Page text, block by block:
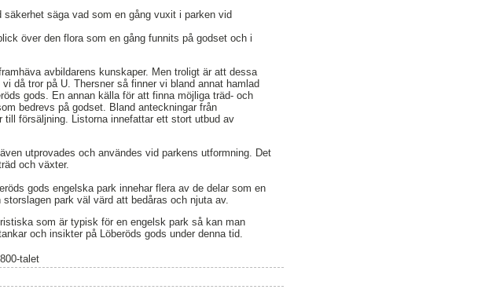
säga vad som en gång vuxit i parken vid
över den flora som en gång funnits på godset och i
avbildarens kunskaper. Men troligt är att dessa
då tror på U. Thersner så finner vi bland annat hamlad
gods. En annan källa för att finna möjliga träd- och
bedrevs på godset. Bland anteckningar från
försäljning. Listorna innefattar ett stort utbud av
utprovades och användes vid parkens utformning. Det
och växter.
gods engelska park innehar flera av de delar som en
park väl värd att bedåras och njuta av.
som är typisk för en engelsk park så kan man
och insikter på Löberöds gods under denna tid.
talet